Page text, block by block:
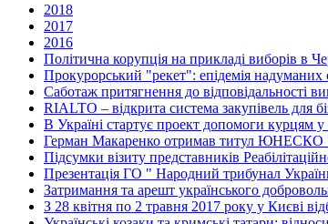
2018
2017
2016
Політична корупція на прикладі виборів в
Прокурорський "рекет": епідемія надуманих
Саботаж притягнення до відповідальності
RIALTO – відкрита система закупівель для
В Україні стартує проект допомоги курцям у
Герман Макаренко отримав титул ЮНЕСКО
Підсумки візиту представників
Презентація ГО " Народний трибунал
Затримання та арешт українського
З 28 квітня по 2 травня 2017 року у Києві